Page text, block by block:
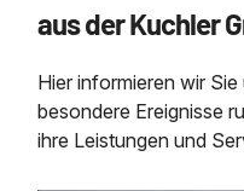
Entsorgung
Abscheider
aus der Kuchler
Hier informieren wir
besondere Ereignisse
ihre Leistungen und